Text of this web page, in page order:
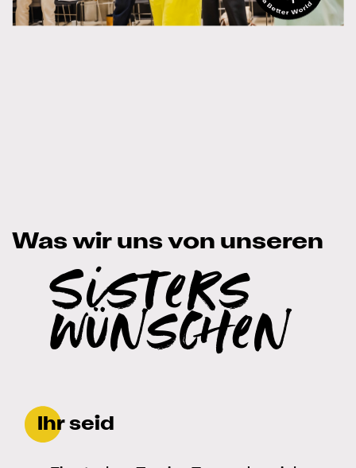
Was wir uns von unseren
Sisters
wünschen
Ihr seid